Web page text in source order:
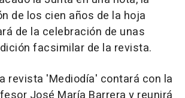
de los cien años de la hoja
de la celebración de unas
facsimilar de la revista.
revista 'Mediodía' contará con la